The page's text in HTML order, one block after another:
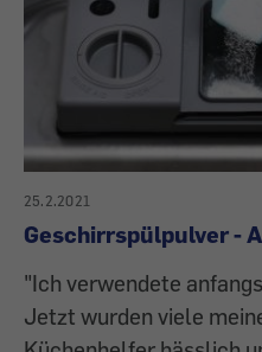
25.2.2021
Geschirrspülpulver -
"Ich verwendete
Jetzt wurden viele